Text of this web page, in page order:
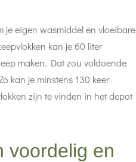
je eigen wasmiddel en vloeibare
kan je 60 liter
maken. Dat zou voldoende
kan je minstens 130 keer
zijn te vinden in het depot
voordelig en